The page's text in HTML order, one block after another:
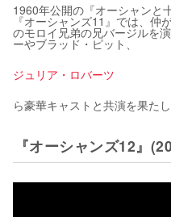
1960年公開の『オーシャンと
『オーシャンズ11』では、仲
のモロイ兄弟の兄バージルを
ーやブラッド・ピット、
ジュリア・ロバーツ
ら豪華キャストと共演を果たし
『オーシャンズ12』